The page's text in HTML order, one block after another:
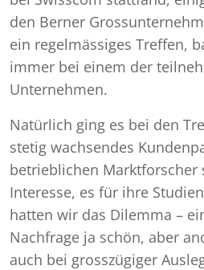
den Berner
ein regelmässiges Treffen,
immer bei einem der
Unternehmen.
Natürlich ging es bei den
stetig wachsendes
betrieblichen Marktforscher
Interesse, es für ihre
hatten wir das Dilemma –
Nachfrage ja schön, aber
auch bei grosszügiger